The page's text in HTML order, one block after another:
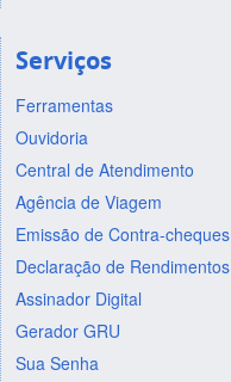
Serviços
Ferramentas
Ouvidoria
Central de Atendimento
Agência de Viagem
Emissão de Contra-cheques
Declaração de Rendimentos
Assinador Digital
Gerador GRU
Sua Senha